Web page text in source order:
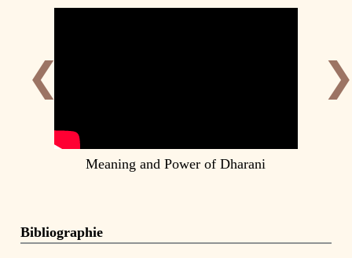
Meaning and Power of Dharani
❮
Bibliographie